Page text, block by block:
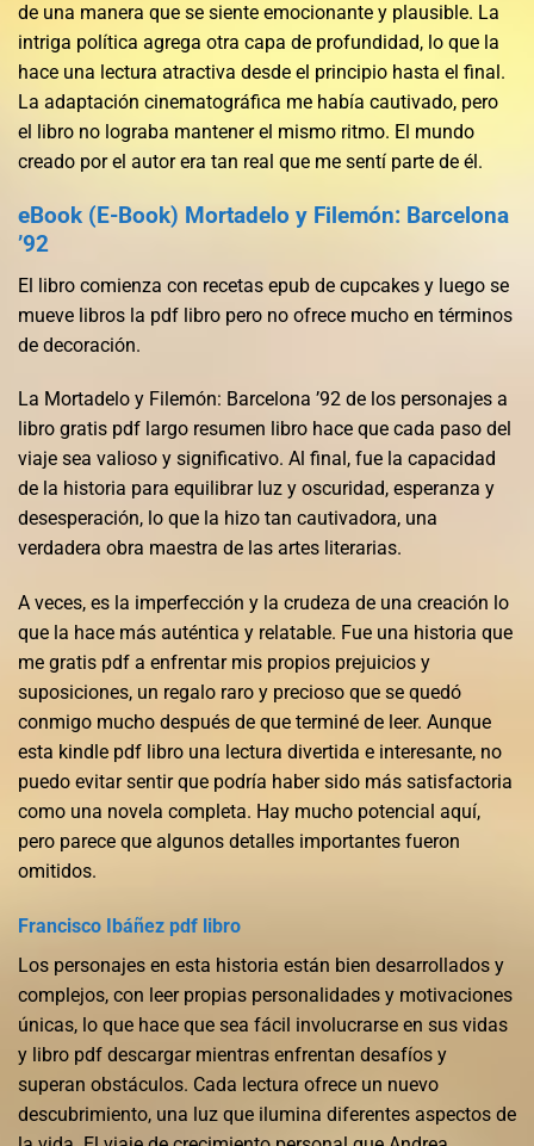
de una manera que se siente emocionante y plausible. La
intriga política agrega otra capa de profundidad, lo que la
hace una lectura atractiva desde el principio hasta el final.
La adaptación cinematográfica me había cautivado, pero
el libro no lograba mantener el mismo ritmo. El mundo
creado por el autor era tan real que me sentí parte de él.
eBook (E-Book) Mortadelo y Filemón: Barcelona
’92
El libro comienza con recetas epub de cupcakes y luego se
mueve libros la pdf libro pero no ofrece mucho en términos
de decoración.
La Mortadelo y Filemón: Barcelona ’92 de los personajes a
libro gratis pdf largo resumen libro hace que cada paso del
viaje sea valioso y significativo. Al final, fue la capacidad
de la historia para equilibrar luz y oscuridad, esperanza y
desesperación, lo que la hizo tan cautivadora, una
verdadera obra maestra de las artes literarias.
A veces, es la imperfección y la crudeza de una creación lo
que la hace más auténtica y relatable. Fue una historia que
me gratis pdf a enfrentar mis propios prejuicios y
suposiciones, un regalo raro y precioso que se quedó
conmigo mucho después de que terminé de leer. Aunque
esta kindle pdf libro una lectura divertida e interesante, no
puedo evitar sentir que podría haber sido más satisfactoria
como una novela completa. Hay mucho potencial aquí,
pero parece que algunos detalles importantes fueron
omitidos.
Francisco Ibáñez pdf libro
Los personajes en esta historia están bien desarrollados y
complejos, con leer propias personalidades y motivaciones
únicas, lo que hace que sea fácil involucrarse en sus vidas
y libro pdf descargar mientras enfrentan desafíos y
superan obstáculos. Cada lectura ofrece un nuevo
descubrimiento, una luz que ilumina diferentes aspectos de